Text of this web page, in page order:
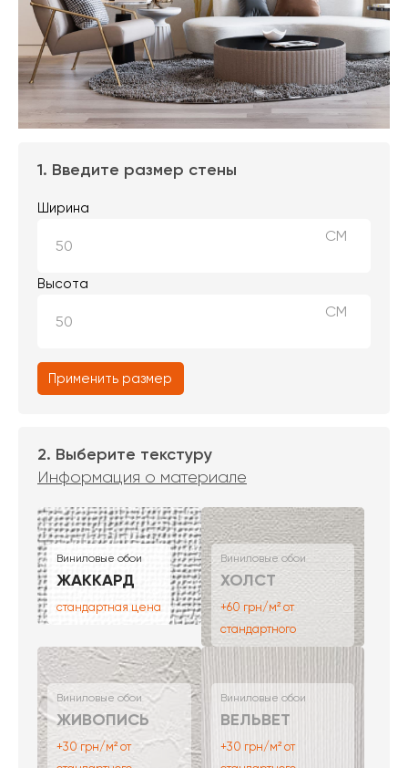
1. Введите размер стены
Ширина
СМ
Высота
СМ
Применить размер
2. Выберите текстуру
Информация о материале
Виниловые обои
ЖАККАРД
стандартная цена
Виниловые обои
ХОЛСТ
+60 грн/м² от
стандартного
Виниловые обои
ЖИВОПИСЬ
+30 грн/м² от
Виниловые обои
ВЕЛЬВЕТ
+30 грн/м² от